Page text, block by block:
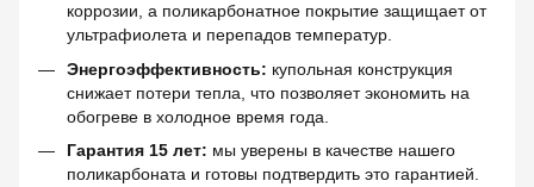
коррозии, а поликарбонатное покрытие защищает от
ультрафиолета и перепадов температур.
Энергоэффективность: купольная конструкция
снижает потери тепла, что позволяет экономить на
обогреве в холодное время года.
Гарантия 15 лет: мы уверены в качестве нашего
поликарбоната и готовы подтвердить это гарантией.